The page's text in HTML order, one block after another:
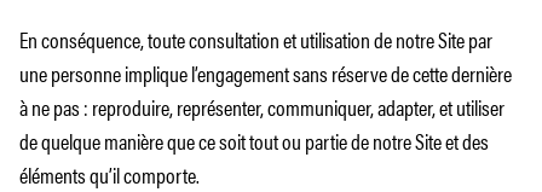
En conséquence, toute consultation et utilisation de notre Site par
une personne implique l’engagement sans réserve de cette dernière
à ne pas : reproduire, représenter, communiquer, adapter, et utiliser
de quelque manière que ce soit tout ou partie de notre Site et des
éléments qu’il comporte.